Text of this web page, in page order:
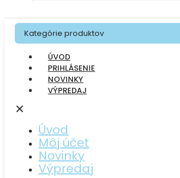
Kategórie produktov
ÚVOD
PRIHLÁSENIE
NOVINKY
VÝPREDAJ
✕
Úvod
Môj účet
Novinky
Výpredaj